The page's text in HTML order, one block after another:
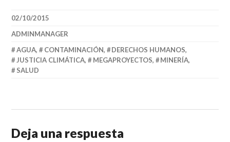
02/10/2015
ADMINMANAGER
AGUA, CONTAMINACIÓN, DERECHOS HUMANOS,
JUSTICIA CLIMÁTICA, MEGAPROYECTOS, MINERÍA,
SALUD
Deja una respuesta